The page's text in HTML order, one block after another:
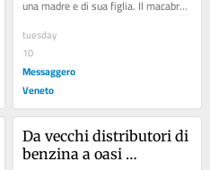
una madre e di sua figlia. Il macabro
ritrovamento è avvenuto, nel tardo...
tuesday
10
Messaggero
Veneto
Da vecchi distributori di
benzina a oasi